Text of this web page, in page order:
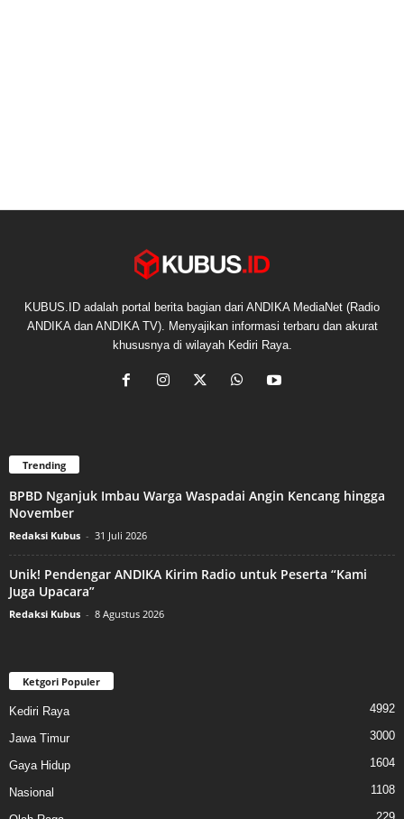
KUBUS.ID adalah portal berita bagian dari ANDIKA MediaNet (Radio
ANDIKA dan ANDIKA TV). Menyajikan informasi terbaru dan akurat
khususnya di wilayah Kediri Raya.
Trending
BPBD Nganjuk Imbau Warga Waspadai Angin Kencang hingga
November
Redaksi Kubus - 31 Juli 2026
Unik! Pendengar ANDIKA Kirim Radio untuk Peserta “Kami
Juga Upacara”
Redaksi Kubus - 8 Agustus 2026
Ketgori Populer
Kediri Raya 4992
Jawa Timur 3000
Gaya Hidup 1604
Nasional 1108